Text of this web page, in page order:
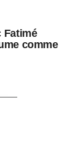
Fatimé
comme